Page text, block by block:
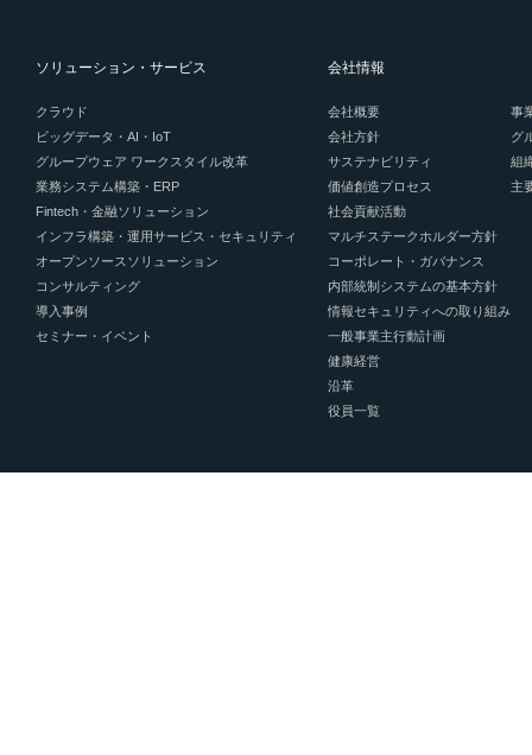
ソリューション・サービス
クラウド
ビッグデータ・AI・IoT
グループウェア ワークスタイル改革
業務システム構築・ERP
Fintech・金融ソリューション
インフラ構築・運用サービス・セキュリティ
オープンソースソリューション
コンサルティング
導入事例
セミナー・イベント
会社情報
会社概要
会社方針
サステナビリティ
価値創造プロセス
社会貢献活動
マルチステークホルダー方針
コーポレート・ガバナンス
内部統制システムの基本方針
情報セキュリティへの取り組み
一般事業主行動計画
健康経営
沿革
役員一覧
事
グ
組
主